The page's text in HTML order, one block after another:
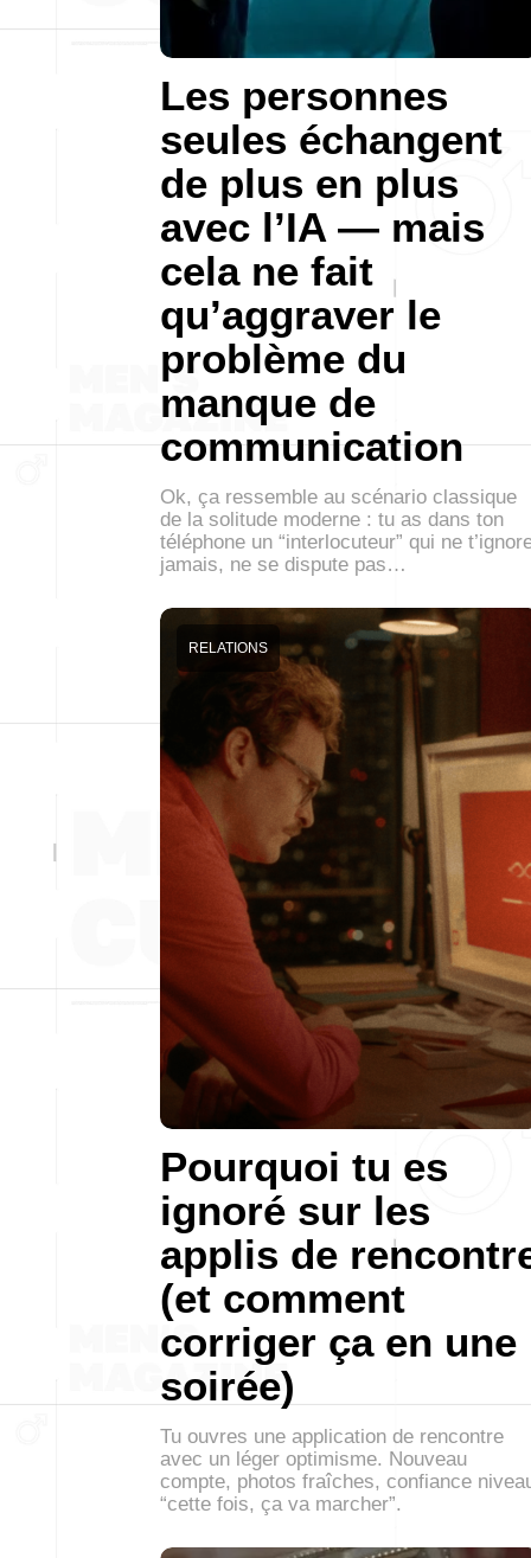
Les personnes
seules échangent
de plus en plus
avec l’IA — mais
cela ne fait
qu’aggraver le
problème du
manque de
communication
Ok, ça ressemble au scénario classique
de la solitude moderne : tu as dans ton
téléphone un “interlocuteur” qui ne
jamais, ne se dispute pas…
Pourquoi tu es
ignoré sur les
applis de
(et comment
corriger ça en une
soirée)
RELATIONS
Tu ouvres une application de rencontre
avec un léger optimisme. Nouveau
compte, photos fraîches, confiance
“cette fois, ça va marcher”.